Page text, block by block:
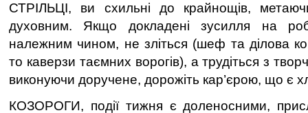
СТРІЛЬЦІ, ви схильні до крайнощів,
духовним. Якщо докладені зусилля на
належним чином, не зліться (шеф та ділова
то каверзи таємних ворогів), а трудіться з
виконуючи доручене, дорожіть кар’єрою, що є
КОЗОРОГИ, події тижня є доленосними,